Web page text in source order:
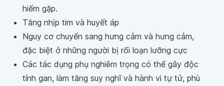
hiếm gặp.
Tăng nhịp tim và huyết áp
Nguy cơ chuyển sang hưng cảm và hưng cảm,
đặc biệt ở những người bị rối loạn lưỡng cực
Các tác dụng phụ nghiêm trọng có thể gây độc
tính gan, làm tăng suy nghĩ và hành vi tự tử, phù